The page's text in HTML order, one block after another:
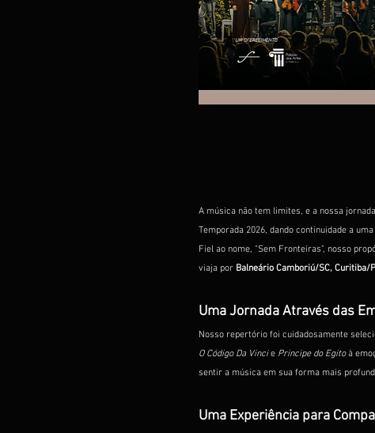
A música não tem limites, e a nossa
Temporada 2026, dando continuidade a
Fiel ao nome, "Sem Fronteiras", nosso
viaja por Balneário Camboriú/SC, Curitiba/
Uma Jornada Através das
Nosso repertório foi cuidadosamente
O Código Da Vinci e Principe do Egito à
sentir a música em sua forma mais
Uma Experiência para